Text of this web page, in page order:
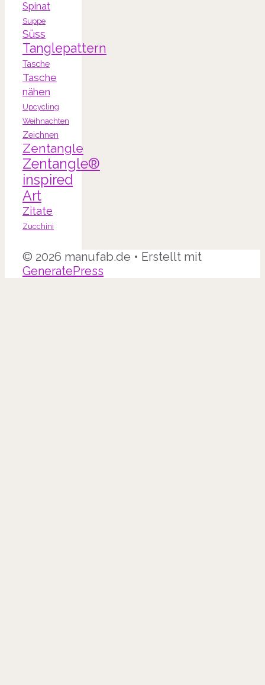
Spinat
Suppe
Süss
Tanglepattern
Tasche
Tasche
nähen
Upcycling
Weihnachten
Zeichnen
Zentangle
Zentangle®
inspired
Art
Zitate
Zucchini
© 2026 manufab.de • Erstellt mit
GeneratePress